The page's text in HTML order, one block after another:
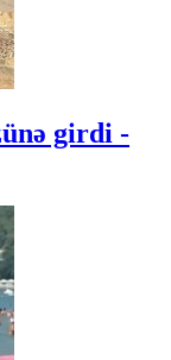
girdi -